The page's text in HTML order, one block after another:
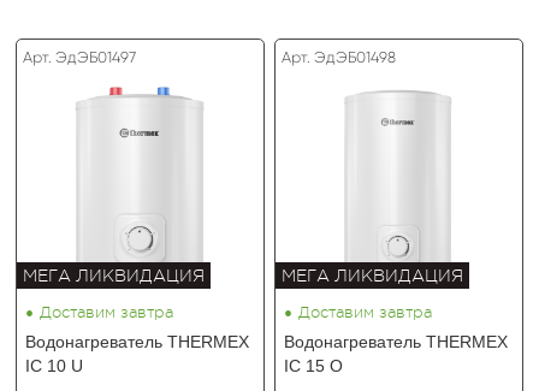
Арт. ЭдЭБ01497
МЕГА ЛИКВИДАЦИЯ
• Доставим завтра
Водонагреватель THERMEX
IC 10 U
Арт. ЭдЭБ01498
МЕГА ЛИКВИДАЦИЯ
• Доставим завтра
Водонагреватель THERMEX
IC 15 O